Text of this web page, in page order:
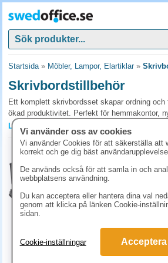
Startsida» Möbler, Lampor, Elartiklar»
Skrivbordstillbehör
Ett komplett skrivbordsset skapar ordning
ökad produktivitet. Perfekt för hemmakontor,
studentlyan då allt finns i en praktisk box.
att köpa ett färdigt set och börja arbeta
Vanliga frågor och svar om
Vilka skrivbordstillbehör är värda att
Pennställ, brevkorg, klammerförvaring och
Skrivbordsset i samma stil ger ett enhetligt
kabelhantering, det är ofta det som mest
Hur tas hand om skrivbordstillbehör
Läs mer »
Kontorslåda
780 kr (inkl. moms)
Vi använder oss av cookies
Vi använder Cookies för att säkerställa att
korrekt och ge dig bäst
De används också för att samla in och
webbplatsens användning.
Du kan acceptera eller hantera dina val
genom att klicka på länken Cookie-
sidan.
Cookie-inställningar Acceptera